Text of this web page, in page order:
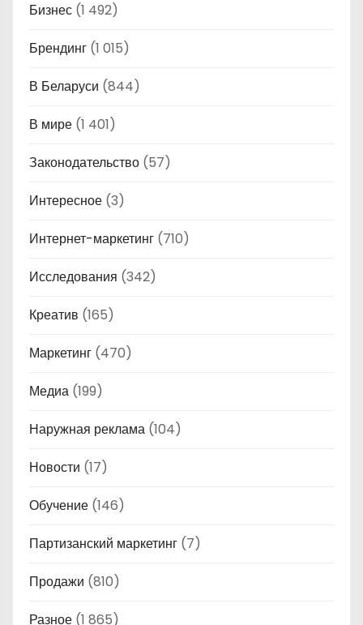
Бизнес (1 492)
Брендинг (1 015)
В Беларуси (844)
В мире (1 401)
Законодательство (57)
Интересное (3)
Интернет-маркетинг (710)
Исследования (342)
Креатив (165)
Маркетинг (470)
Медиа (199)
Наружная реклама (104)
Новости (17)
Обучение (146)
Партизанский маркетинг (7)
Продажи (810)
Разное (1 865)